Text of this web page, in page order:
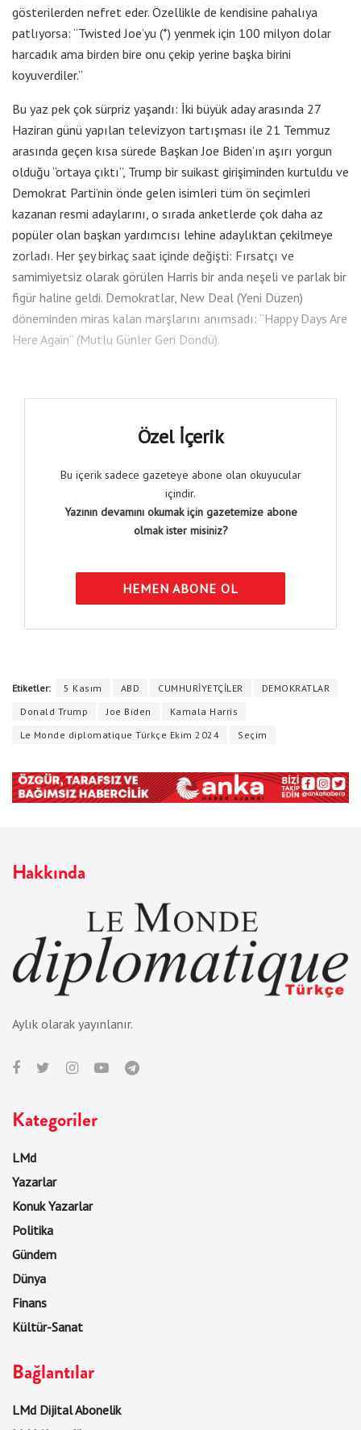
gösterilerden nefret eder. Özellikle de kendisine pahalıya
patlıyorsa: “Twisted Joe’yu (*) yenmek için 100 milyon dolar
harcadık ama birden bire onu çekip yerine başka birini
koyuverdiler.”
Bu yaz pek çok sürpriz yaşandı: İki büyük aday arasında 27
Haziran günü yapılan televizyon tartışması ile 21 Temmuz
arasında geçen kısa sürede Başkan Joe Biden’ın aşırı yorgun
olduğu “ortaya çıktı”, Trump bir suikast girişiminden kurtuldu ve
Demokrat Parti’nin önde gelen isimleri tüm ön seçimleri
kazanan resmi adaylarını, o sırada anketlerde çok daha az
popüler olan başkan yardımcısı lehine adaylıktan çekilmeye
zorladı. Her şey birkaç saat içinde değişti: Fırsatçı ve
samimiyetsiz olarak görülen Harris bir anda neşeli ve parlak bir
figür haline geldi. Demokratlar, New Deal (Yeni Düzen)
döneminden miras kalan marşlarını anımsadı: “Happy Days Are
Here Again” (Mutlu Günler Geri Döndü).
Özel İçerik
Bu içerik sadece gazeteye abone olan okuyucular
içindir.
Yazının devamını okumak için gazetemize abone
olmak ister misiniz?
HEMEN ABONE OL
Etiketler: 5 Kasım ABD CUMHURİYETÇİLER
DEMOKRATLAR
Donald Trump
Joe Biden
Kamala Harris
Le Monde diplomatique Türkçe Ekim 2024
Seçim
Hakkında
Aylık olarak yayınlanır.
Kategoriler
LMd
Yazarlar
Konuk Yazarlar
Politika
Gündem
Dünya
Finans
Kültür-Sanat
Bağlantılar
LMd Dijital Abonelik